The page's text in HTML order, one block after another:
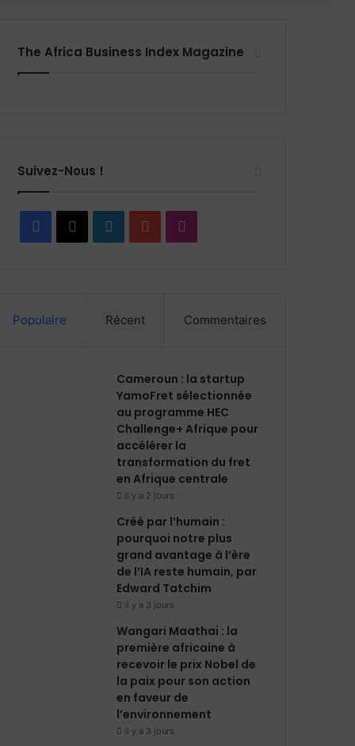
The Africa Business Index Magazine
Suivez-Nous !
Facebook LinkedinYouTube
Populaire Récent Commentaires
Cameroun : la startup
YamoFret sélectionnée
au programme HEC
Challenge+ Afrique pour
accélérer la
transformation du fret
en Afrique centrale
il y a 2 jours
Créé par l’humain :
pourquoi notre plus
grand avantage à l’ère
de l’IA reste humain, par
Edward Tatchim
il y a 3 jours
Wangari Maathai : la
première africaine à
recevoir le prix Nobel de
la paix pour son action
en faveur de
l’environnement
il y a 3 jours